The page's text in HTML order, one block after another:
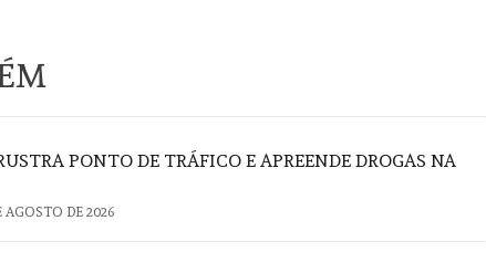
PONTO DE TRÁFICO E APREENDE DROGAS NA
AGOSTO DE 2026